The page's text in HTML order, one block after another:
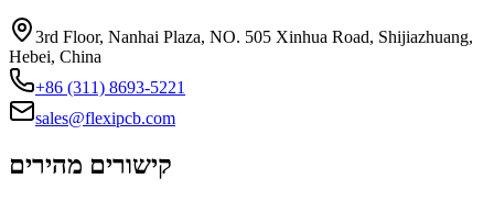
3rd Floor, Nanhai Plaza, NO. 505 Xinhua Road, Shijiazhuang,
Hebei, China
+86 (311) 8693-5221
sales@flexipcb.com
קישורים מהירים